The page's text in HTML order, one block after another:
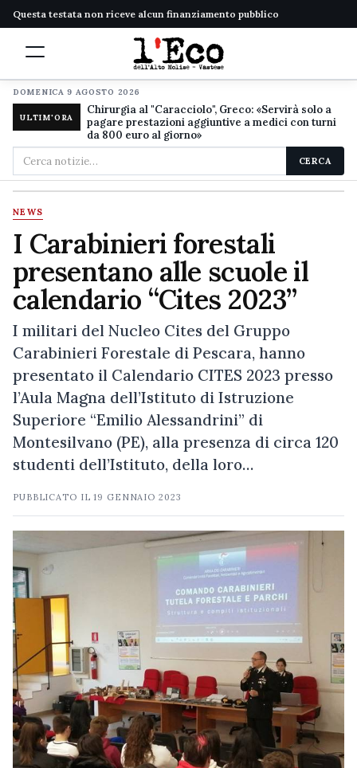
Questa testata non riceve alcun finanziamento pubblico
DOMENICA 9 AGOSTO 2026
ULTIM'ORA
Chirurgia al "Caracciolo", Greco: «Servirà solo a
pagare prestazioni aggiuntive a medici con turni
da 800 euro al giorno»
Cerca
nel
sito
CERCA
NEWS
I Carabinieri forestali
presentano alle scuole il
calendario “Cites 2023”
I militari del Nucleo Cites del Gruppo
Carabinieri Forestale di Pescara, hanno
presentato il Calendario CITES 2023 presso
l’Aula Magna dell’Istituto di Istruzione
Superiore “Emilio Alessandrini” di
Montesilvano (PE), alla presenza di circa 120
studenti dell’Istituto, della loro…
PUBBLICATO IL19 GENNAIO 2023